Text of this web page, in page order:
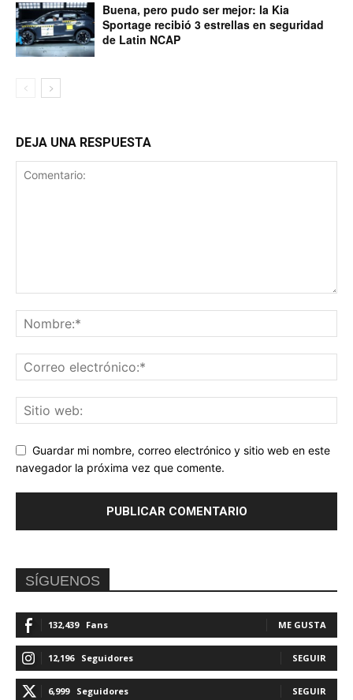
Buena, pero pudo ser mejor: la Kia
Sportage recibió 3 estrellas en seguridad
de Latin NCAP
DEJA UNA RESPUESTA
Guardar mi nombre, correo electrónico y sitio web en este
navegador la próxima vez que comente.
SÍGUENOS
132,439 Fans ME GUSTA
12,196 Seguidores SEGUIR
6,999 Seguidores SEGUIR